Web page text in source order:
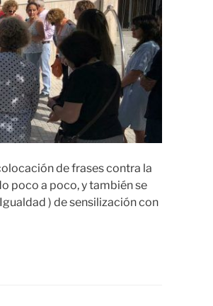
de frases contra la
poco a poco, y también se
) de sensilización con